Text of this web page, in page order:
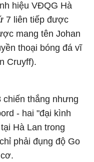
hiệu VĐQG Hà
7 liên tiếp được
mang tên Johan
thoại bóng đá vĩ
Cruyff).
thắng nhưng
- hai "đại kình
Hà Lan trong
phải đụng độ Go